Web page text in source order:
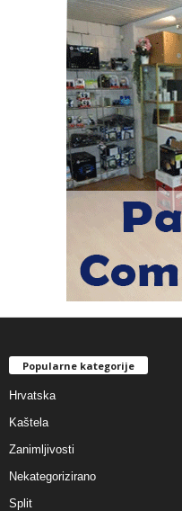
Popularne kategorije
Hrvatska
Kaštela
Zanimljivosti
Nekategorizirano
Split